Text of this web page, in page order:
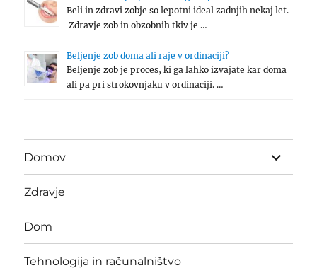
Beli in zdravi zobje so lepotni ideal zadnjih nekaj let.
Zdravje zob in obzobnih tkiv je …
Beljenje zob doma ali raje v ordinaciji?
Beljenje zob je proces, ki ga lahko izvajate kar doma
ali pa pri strokovnjaku v ordinaciji. …
Domov
expand
child
menu
Zdravje
Dom
Tehnologija in računalništvo